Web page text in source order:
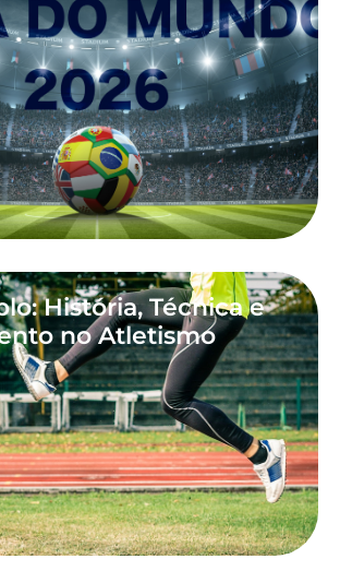
História, Técnica e
no Atletismo